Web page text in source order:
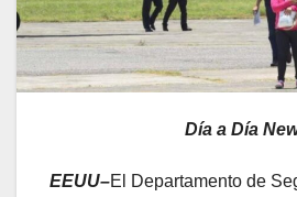
Día a Día
EEUU–El Departamento de